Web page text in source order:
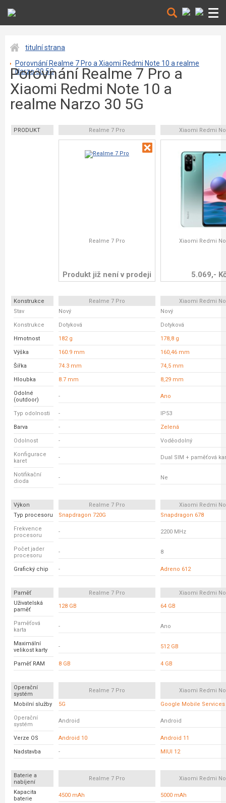
titulní strana
Porovnání Realme 7 Pro a Xiaomi Redmi Note 10 a realme
Narzo 30 5G
Porovnání Realme 7 Pro a
Xiaomi Redmi Note 10 a
realme Narzo 30 5G
PRODUKT Realme 7 Pro Xiaomi Redmi
Realme 7 Pro
Produkt již není v prodeji
Xiaomi Redmi
5.069,-
Konstrukce Realme 7 Pro
Xiaomi Redmi
Stav
Nový Nový
Konstrukce Dotyková Dotyková
Hmotnost 182 g 178,8 g
Výška 160.9 mm 160,46 mm
Šířka 74.3 mm 74,5 mm
Hloubka 8.7 mm 8,29 mm
Odolné
(outdoor)
- Ano
Typ odolnosti - IP53
Barva - Zelená
Odolnost - Voděodolný
Konfigurace
karet
- Dual SIM + paměťová
Notifikační
dioda
- Ne
Výkon Realme 7 Pro
Xiaomi Redmi
Typ procesoru
Snapdragon 720G Snapdragon 678
Frekvence
procesoru
- 2200 MHz
Počet jader
procesoru
- 8
Grafický chip - Adreno 612
Paměť Realme 7 Pro
Xiaomi Redmi
Uživatelská
paměť
128 GB 64 GB
Paměťová
karta
- Ano
Maximální
velikost karty
- 512 GB
Paměť RAM 8 GB 4 GB
Operační
systém
Realme 7 Pro Xiaomi Redmi
Mobilní služby 5G Google Mobile Services
Operační
systém
Android Android
Verze OS Android 10 Android 11
Nadstavba - MIUI 12
Baterie a
nabíjení
Realme 7 Pro Xiaomi Redmi
Kapacita
baterie
4500 mAh 5000 mAh